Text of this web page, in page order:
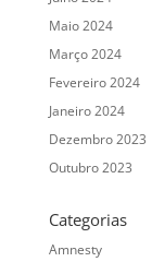
Maio 2024
Março 2024
Fevereiro 2024
Janeiro 2024
Dezembro 2023
Outubro 2023
Categorias
Amnesty